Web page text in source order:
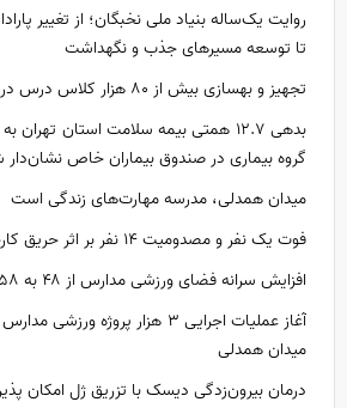
روایت یک‌ساله بنیاد ملی نخبگان؛ از تغییر
تا توسعه مسیر‌های جذب و نگهداشت
تجهیز و بهسازی بیش از ۸۰ هزار کلاس درس در آستانه هفته دولت
گروه بیماری در صندوق بیماران خاص نشان‌دار
میدان همدلی، مدرسه مهارت‌های زندگی است
فوت یک نفر و مصدومیت ۱۴ نفر بر اثر حریق کارخانه فندک‌سازی
افزایش سرانه فضای ورزشی مدارس از ۴۸ به ۵۸ متر مربع
آغاز عملیات اجرایی ۳ هزار پروژه
میدان همدلی
درمان بیرون‌زدگی دیسک با تزریق ژل امکان